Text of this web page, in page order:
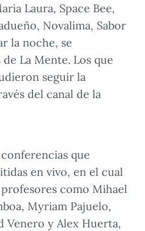
Laura, Space Bee,
Novalima, Sabor
la noche, se
La Mente. Los que
seguir la
del canal de la
que
en vivo, en el cual
como Mihael
Myriam Pajuelo,
Venero y Alex Huerta,